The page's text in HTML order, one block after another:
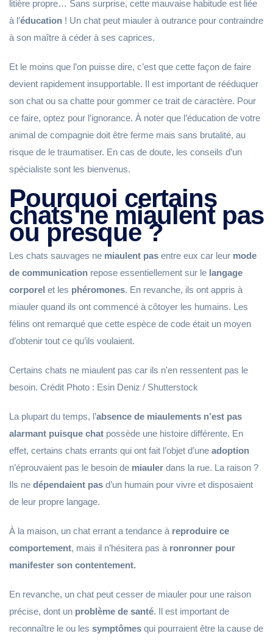
litière propre… Sans surprise, cette mauvaise habitude est liée
à l’éducation ! Un chat peut miauler à outrance pour contraindre
à son maître à céder à ses caprices.
Et le moins que l’on puisse dire, c’est que cette façon de faire
devient rapidement insupportable. Il est important de rééduquer
son chat ou sa chatte pour gommer ce trait de caractère. Pour
ce faire, optez pour l’ignorance. À noter que l’éducation de votre
animal de compagnie doit être ferme mais sans brutalité, au
risque de le traumatiser. En cas de doute, les conseils d’un
spécialiste sont les bienvenus.
Pourquoi certains
chats ne miaulent pas
ou presque ?
Les chats sauvages ne miaulent pas entre eux car leur mode
de communication repose essentiellement sur le langage
corporel et les phéromones. En revanche, ils ont appris à
miauler quand ils ont commencé à côtoyer les humains. Les
félins ont remarqué que cette espèce de code était un moyen
d’obtenir tout ce qu’ils voulaient.
Certains chats ne miaulent pas car ils n'en ressentent pas le
besoin. Crédit Photo : Esin Deniz / Shutterstock
La plupart du temps, l’absence de miaulements n’est pas
alarmant puisque chat possède une histoire différente. En
effet, certains chats errants qui ont fait l’objet d’une adoption
n’éprouvaient pas le besoin de miauler dans la rue. La raison ?
Ils ne dépendaient pas d’un humain pour vivre et disposaient
de leur propre langage.
À la maison, un chat errant a tendance à reproduire ce
comportement, mais il n’hésitera pas à ronronner pour
manifester son contentement.
En revanche, un chat peut cesser de miauler pour une raison
précise, dont un problème de santé. Il est important de
reconnaître le ou les symptômes qui pourraient être la cause de